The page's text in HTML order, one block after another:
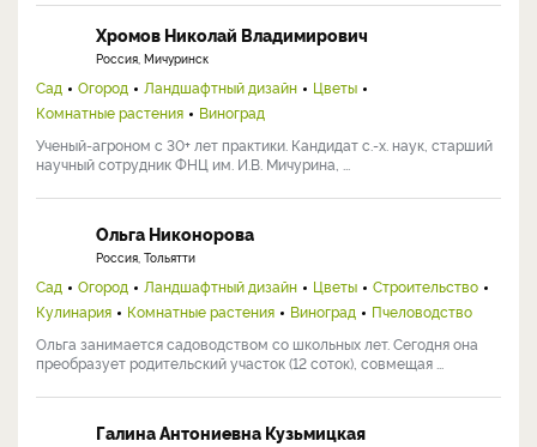
Хромов Николай Владимирович
Россия, Мичуринск
Сад Огород Ландшафтный дизайн
Цветы
Комнатные растения
Виноград
Ученый-агроном с 30+ лет практики. Кандидат с.-х. наук, старший
научный сотрудник ФНЦ им. И.В. Мичурина, ...
Ольга Никонорова
Россия, Тольятти
Сад Огород Ландшафтный дизайн Цветы
Строительство
Кулинария
Комнатные растения Виноград
Пчеловодство
Ольга занимается садоводством со школьных лет. Сегодня она
преобразует родительский участок (12 соток), совмещая ...
Галина Антониевна Кузьмицкая